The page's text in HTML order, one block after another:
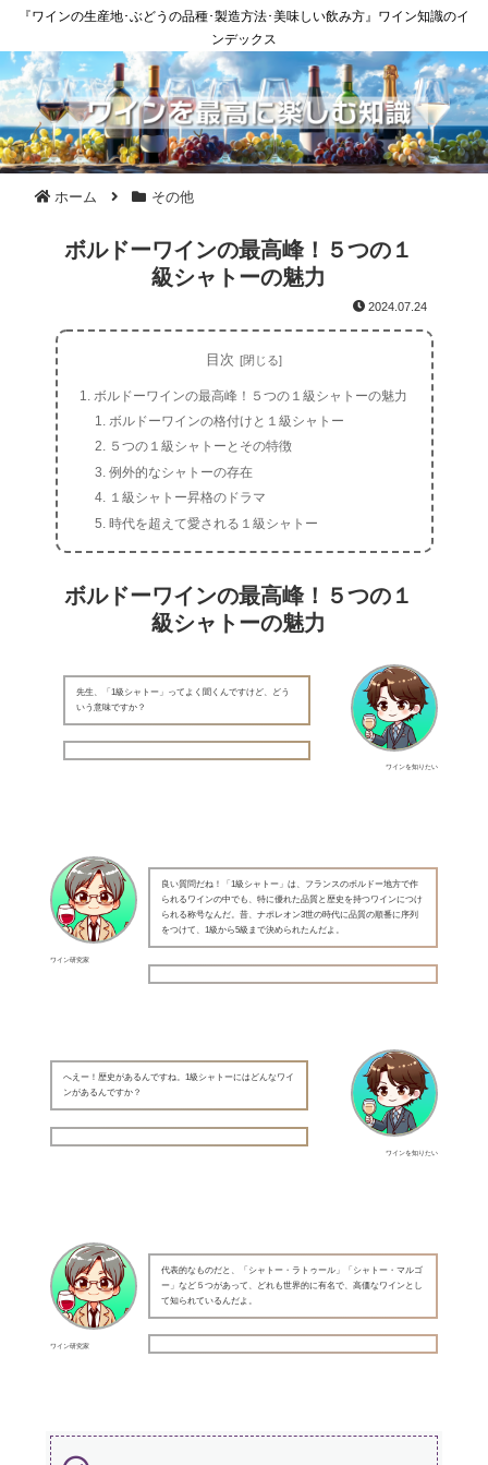
『ワインの生産地･ぶどうの品種･製造方法･美味しい飲み方』ワイン知識のイ
ンデックス
ホーム その他
ボルドーワインの最高峰！５つの１
級シャトーの魅力
2024.07.24
目次
ボルドーワインの最高峰！５つの１級シャトーの魅力
ボルドーワインの格付けと１級シャトー
５つの１級シャトーとその特徴
例外的なシャトーの存在
１級シャトー昇格のドラマ
時代を超えて愛される１級シャトー
ボルドーワインの最高峰！５つの１
級シャトーの魅力
ワインを知りたい
先生、「1級シャトー」ってよく聞くんですけど、どう
いう意味ですか？
ワイン研究家
良い質問だね！「1級シャトー」は、フランスのボルドー地方で作
られるワインの中でも、特に優れた品質と歴史を持つワインにつけ
られる称号なんだ。昔、ナポレオン3世の時代に品質の順番に序列
をつけて、1級から5級まで決められたんだよ。
ワインを知りたい
へえー！歴史があるんですね。1級シャトーにはどんなワイ
ンがあるんですか？
ワイン研究家
代表的なものだと、「シャトー・ラトゥール」「シャトー・マルゴ
ー」など５つがあって、どれも世界的に有名で、高価なワインとし
て知られているんだよ。